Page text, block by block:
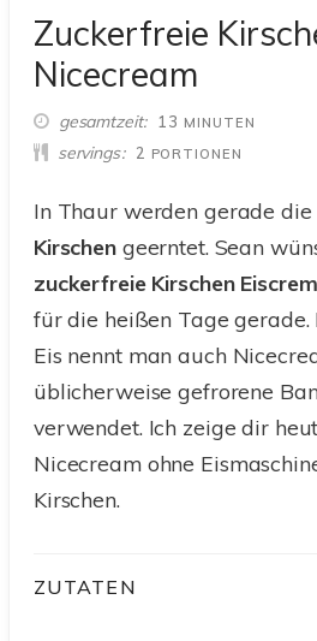
Zuckerfreie
Nicecream
gesamtzeit 13 MINUTEN
MINUTEN
servings 2 PORTIONEN
In Thaur werden gerade die
Kirschengeerntet. Sean
zuckerfreie Kirschen
für die heißen Tage gerade.
Eis nennt man auch
üblicherweise gefrorene
verwendet. Ich zeige dir
Nicecream ohne
Kirschen.
ZUTATEN